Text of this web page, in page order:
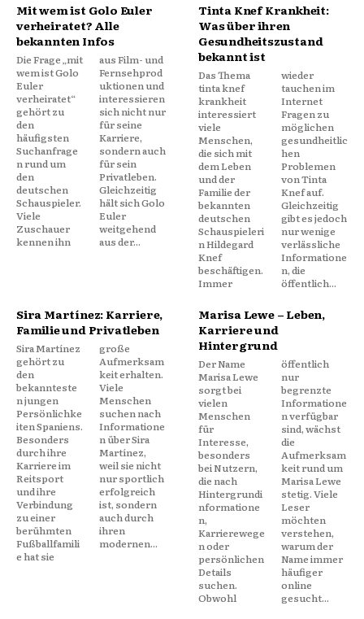
Mit wem ist Golo Euler
verheiratet? Alle
bekannten Infos
Die Frage „mit
wem ist Golo
Euler
verheiratet“
gehört zu
den
häufigsten
Suchanfrage
n rund um
den
deutschen
Schauspieler.
Viele
Zuschauer
kennen ihn
aus Film- und
Fernsehprod
uktionen und
interessieren
sich nicht nur
für seine
Karriere,
sondern auch
für sein
Privatleben.
Gleichzeitig
hält sich Golo
Euler
weitgehend
aus der...
Tinta Knef Krankheit:
Was über ihren
Gesundheitszustand
bekannt ist
Das Thema
tinta knef
krankheit
interessiert
viele
Menschen,
die sich mit
dem Leben
und der
Familie der
bekannten
deutschen
Schauspieleri
n Hildegard
Knef
beschäftigen.
Immer
wieder
tauchen im
Internet
Fragen zu
möglichen
gesundheitlic
hen
Problemen
von Tinta
Knef auf.
Gleichzeitig
gibt es jedoch
nur wenige
verlässliche
Informatione
n, die
öffentlich...
Sira Martínez: Karriere,
Familie und Privatleben
Sira Martínez
gehört zu
den
bekannteste
n jungen
Persönlichke
iten Spaniens.
Besonders
durch ihre
Karriere im
Reitsport
und ihre
Verbindung
zu einer
berühmten
Fußballfamili
e hat sie
große
Aufmerksam
keit erhalten.
Viele
Menschen
suchen nach
Informatione
n über Sira
Martínez,
weil sie nicht
nur sportlich
erfolgreich
ist, sondern
auch durch
ihren
modernen...
Marisa Lewe – Leben,
Karriere und
Hintergrund
Der Name
Marisa Lewe
sorgt bei
vielen
Menschen
für
Interesse,
besonders
bei Nutzern,
die nach
Hintergrundi
nformatione
n,
Karrierewege
n oder
persönlichen
Details
suchen.
Obwohl
öffentlich
nur
begrenzte
Informatione
n verfügbar
sind, wächst
die
Aufmerksam
keit rund um
Marisa Lewe
stetig. Viele
Leser
möchten
verstehen,
warum der
Name immer
häufiger
online
gesucht...